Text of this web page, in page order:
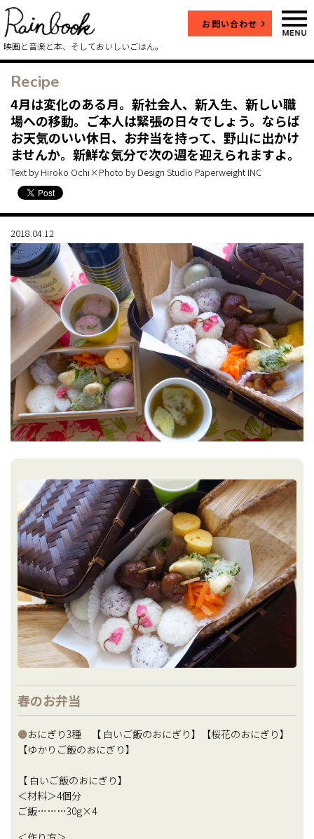
映画と音楽と本、そしておいしいごはん。
お問い合わせ
Recipe
4月は変化のある月。新社会人、新入生、新しい職
場への移動。ご本人は緊張の日々でしょう。ならば
お天気のいい休日、お弁当を持って、野山に出かけ
ませんか。新鮮な気分で次の週を迎えられますよ。
Text by Hiroko Ochi×Photo by Design Studio Paperweight INC
2018.04.12
春のお弁当
●おにぎり3種 【 白いご飯のおにぎり】【桜花のおにぎり】
【ゆかりご飯のおにぎり】
【 白いご飯のおにぎり】
＜材料＞4個分
ご飯………30g×4